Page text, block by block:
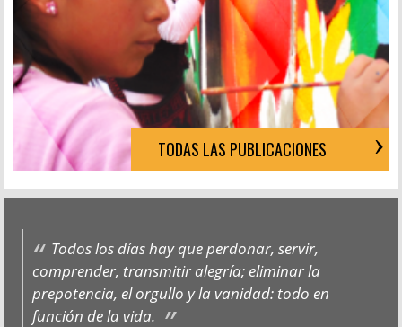
TODAS LAS PUBLICACIONES
Todos los días hay que perdonar, servir,
comprender, transmitir alegría; eliminar la
prepotencia, el orgullo y la vanidad: todo en
función de la vida.